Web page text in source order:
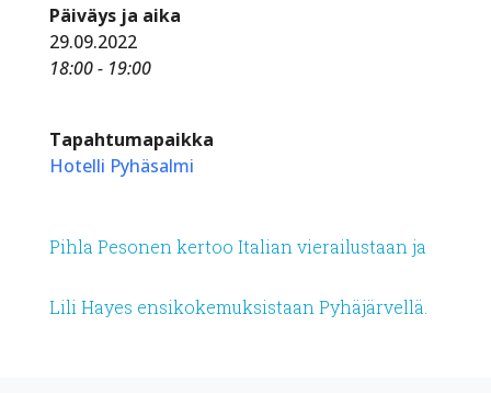
Päiväys ja aika
29.09.2022
18:00 - 19:00
Tapahtumapaikka
Hotelli Pyhäsalmi
Pihla Pesonen kertoo Italian vierailustaan ja
Lili Hayes ensikokemuksistaan Pyhäjärvellä.